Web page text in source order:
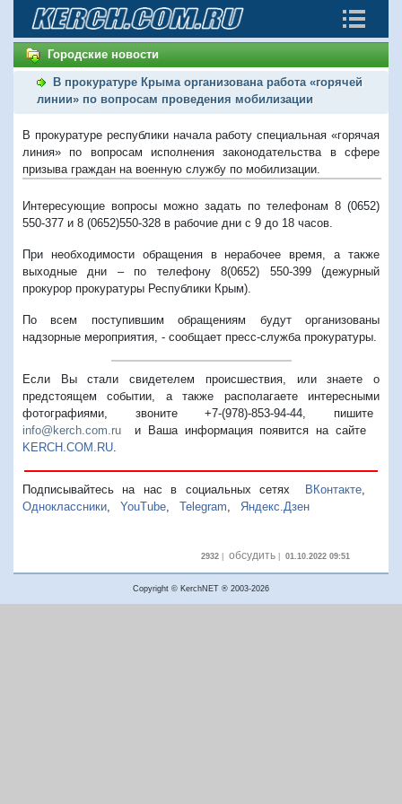
Городские новости
В прокуратуре Крыма организована работа «горячей
линии» по вопросам проведения мобилизации
В прокуратуре республики начала работу специальная «горячая
линия» по вопросам исполнения законодательства в сфере
призыва граждан на военную службу по мобилизации.
Интересующие вопросы можно задать по телефонам 8 (0652)
550-377 и 8 (0652)550-328 в рабочие дни с 9 до 18 часов.
При необходимости обращения в нерабочее время, а также
выходные дни – по телефону 8(0652) 550-399 (дежурный
прокурор прокуратуры Республики Крым).
По всем поступившим обращениям будут организованы
надзорные мероприятия, - сообщает пресс-служба прокуратуры.
Если Вы стали свидетелем происшествия, или знаете о
предстоящем событии, а также располагаете интересными
фотографиями, звоните +7-(978)-853-94-44, пишите
info@kerch.com.ru и Ваша информация появится на сайте
KERCH.COM.RU
Подписывайтесь на нас в социальных сетях ВКонтакте,
Одноклассники
YouTube Telegram Яндекс.Дзен
2932| обсудить| 01.10.2022 09:51
Copyright © KerchNET ® 2003-2026